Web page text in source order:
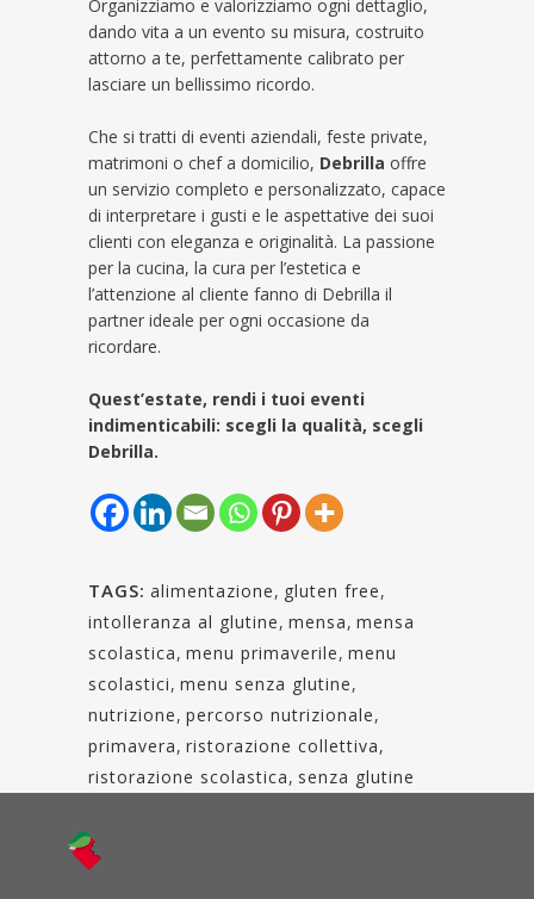
Organizziamo e valorizziamo ogni dettaglio,
dando vita a un evento su misura, costruito
attorno a te, perfettamente calibrato per
lasciare un bellissimo ricordo.
Che si tratti di eventi aziendali, feste private,
matrimoni o chef a domicilio, Debrilla offre
un servizio completo e personalizzato, capace
di interpretare i gusti e le aspettative dei suoi
clienti con eleganza e originalità. La passione
per la cucina, la cura per l’estetica e
l’attenzione al cliente fanno di Debrilla il
partner ideale per ogni occasione da
ricordare.
Quest’estate, rendi i tuoi eventi
indimenticabili: scegli la qualità, scegli
Debrilla.
TAGS: alimentazione, gluten free,
intolleranza al glutine, mensa, mensa
scolastica, menu primaverile, menu
scolastici, menu senza glutine,
nutrizione, percorso nutrizionale,
primavera, ristorazione collettiva,
ristorazione scolastica, senza glutine